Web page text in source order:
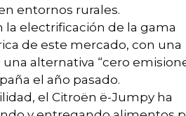
entornos rurales.
electrificación de la gama
de este mercado, con una
alternativa “cero
el año pasado.
el Citroën ë-Jumpy ha